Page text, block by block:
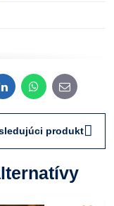
LinkedInWhatsApp
E-
mail
produkt